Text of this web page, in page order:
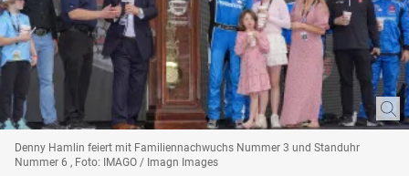
Denny Hamlin feiert mit Familiennachwuchs Nummer 3 und Standuhr
Nummer 6 , Foto: IMAGO / Imagn Images